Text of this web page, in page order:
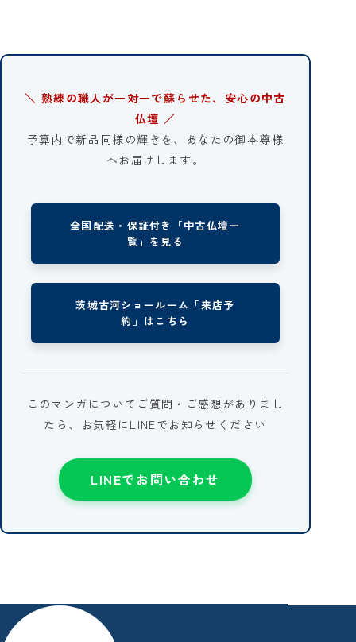
＼ 熟練の職人が一対一で蘇らせた、安心の中古
仏壇 ／
予算内で新品同様の輝きを、あなたの御本尊様
へお届けします。
全国配送・保証付き「中古仏壇一
覧」を見る
茨城古河ショールーム「来店予
約」はこちら
このマンガについてご質問・ご感想がありまし
たら、お気軽にLINEでお知らせください
LINEでお問い合わせ